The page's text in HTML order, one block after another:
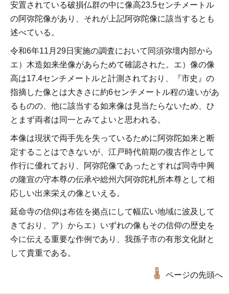
安置されている破損仏群の中に像高23.5センチメートル
の阿弥陀像があり、それが上記阿弥陀像に該当するとも
述べている。
令和6年11月29日実施の調査において同須弥壇内部から
エ）木造如来坐像があらためて確認された。エ）像の像
高は17.4センチメートルと計測されており、『市史』の
指摘した像とは大きさに約6センチメートル程の違いがあ
るものの、他に該当する如来像は見当たらないため、ひ
とまず両者は同一とみてよいと思われる。
本像は現状で両手先を失っているために阿弥陀如来と断
定することはできないが、江戸時代前期の復古作として
作行に優れており、阿弥陀像であったとすれば同寺中興
の隆宣の守本尊の伝承や総州六阿弥陀札所本尊として相
応しい出来栄えの像といえる。
延命寺の信仰は布佐を拠点にして幅広い地域に波及して
きており、ア）からエ）いずれの像もその信仰の歴史を
今に伝える重要な作例であり、我孫子市の有形文化財と
して貴重である。
ページの先頭へ